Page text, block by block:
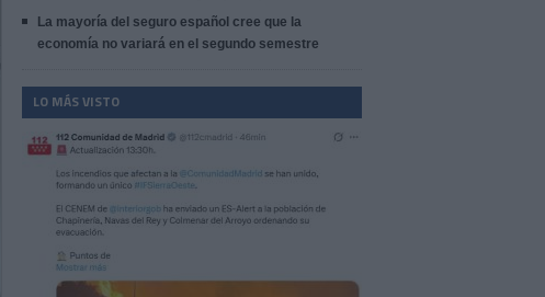
La mayoría del seguro español cree que la
economía no variará en el segundo semestre
LO MÁS VISTO